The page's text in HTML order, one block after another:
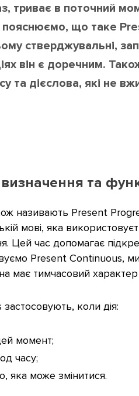
триває в поточний
пояснюємо, що таке
стверджувальні,
він є доречним.
та дієслова, які не
та
називають Present
мові, яка
Цей час допомагає
Present Continuous, ми
має тимчасовий характер
коли дія:
момент;
часу;
яка може змінитися.